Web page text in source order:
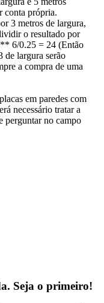
conta própria.
3 metros de largura,
o resultado por
6/0.25 = 24 (Então
de largura serão
a compra de uma
em paredes com
necessário tratar a
perguntar no campo
Seja o primeiro!